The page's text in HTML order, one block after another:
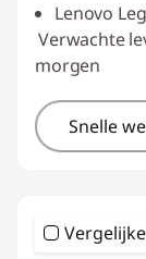
Lenovo
Verwachte
morgen
Snelle